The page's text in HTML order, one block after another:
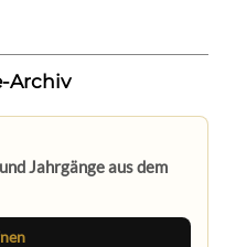
Archiv
Jahrgänge aus dem